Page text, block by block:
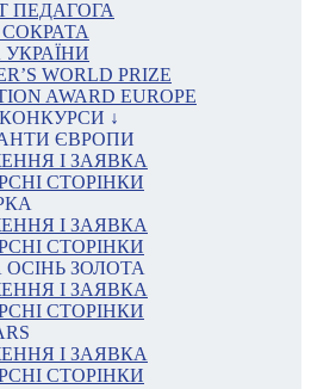
ПЕДАГОГА
УКРАЇНИ
WORLD PRIZE
AWARD EUROPE
↓
ЄВРОПИ
І ЗАЯВКА
СТОРІНКИ
І ЗАЯВКА
СТОРІНКИ
ОСІНЬ ЗОЛОТА
І ЗАЯВКА
СТОРІНКИ
І ЗАЯВКА
СТОРІНКИ